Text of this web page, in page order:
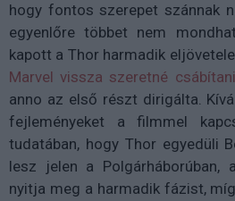
hogy fontos szerepet szánnak
egyenlőre többet nem
kapott a Thor harmadik
Marvel vissza szeretné
anno az első részt dirigálta.
fejleményeket a filmmel
tudatában, hogy Thor egyedüli
lesz jelen a Polgárháborúban,
nyitja meg a harmadik fázist,